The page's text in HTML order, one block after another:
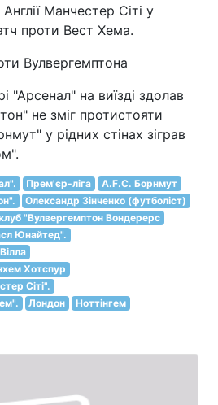
Манчестер Сіті у
проти Вест Хема.
Вулвергемптона
"Арсенал" на виїзді здолав
не зміг протистояти
у рідних стінах зіграв
Прем'єр-ліга
A.F.C. Борнмут
Олександр Зінченко (футболіст)
"Вулвергемптон Вондерерс
Юнайтед".
Хотспур
Сіті".
Лондон Ноттінгем